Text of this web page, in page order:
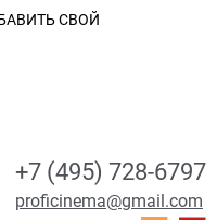
СВОЙ
+7 (495) 728-6797
proficinema@gmail.com